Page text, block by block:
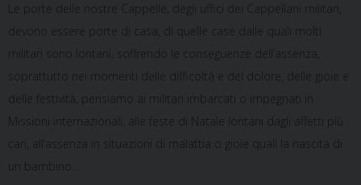
Le porte delle nostre Cappelle, degli uffici dei Cappellani militari,
devono essere porte di casa, di quelle case dalle quali molti
militari sono lontani, soffrendo le conseguenze dell’assenza,
soprattutto nei momenti delle difficoltà e del dolore, delle gioie e
delle festività; pensiamo ai militari imbarcati o impegnati in
Missioni internazionali, alle feste di Natale lontani dagli affetti più
cari, all’assenza in situazioni di malattia o gioie quali la nascita di
un bambino…